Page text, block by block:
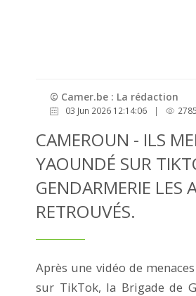
© Camer.be : La rédaction
03 Jun 2026 12:14:06 | 2785
CAMEROUN - ILS
YAOUNDÉ SUR
GENDARMERIE LES
RETROUVÉS.
Après une vidéo de
sur TikTok, la Brigade de